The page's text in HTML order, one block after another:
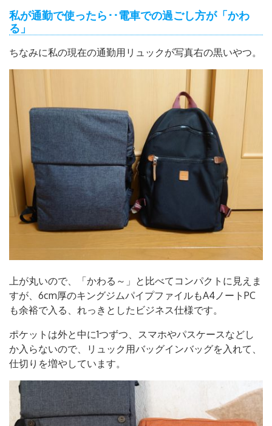
私が通勤で使ったら･･電車での過ごし方が「かわ
る」
ちなみに私の現在の通勤用リュックが写真右の黒いやつ。
上が丸いので、「かわる～」と比べてコンパクトに見えま
すが、6cm厚のキングジムパイプファイルもA4ノートPC
も余裕で入る、れっきとしたビジネス仕様です。
ポケットは外と中に1つずつ、スマホやパスケースなどし
か入らないので、リュック用バッグインバッグを入れて、
仕切りを増やしています。